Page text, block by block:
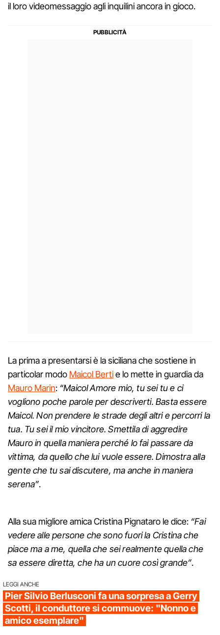
il loro videomessaggio agli inquilini ancora in gioco.
La prima a presentarsi è la siciliana che sostiene in
particolar modo Maicol Bertie lo mette in guardia da
Mauro Marin: “Maicol Amore mio, tu sei tu e ci
vogliono poche parole per descriverti. Basta essere
Maicol. Non prendere le strade degli altri e percorri la
tua. Tu sei il mio vincitore. Smettila di aggredire
Mauro in quella maniera perché lo fai passare da
vittima, da quello che lui vuole essere. Dimostra alla
gente che tu sai discutere, ma anche in maniera
serena”.
Alla sua migliore amica Cristina Pignataro le dice: “Fai
vedere alle persone che sono fuori la Cristina che
piace ma a me, quella che sei realmente quella che
sa essere diretta, che ha un cuore così grande”.
LEGGI ANCHE
Pier Silvio Berlusconi fa una sorpresa a Gerry
Scotti, il conduttore si commuove: "Nonno e
amico esemplare"